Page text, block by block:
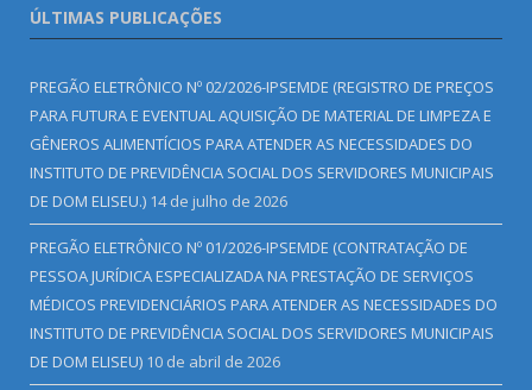
ÚLTIMAS PUBLICAÇÕES
PREGÃO ELETRÔNICO Nº 02/2026-IPSEMDE (REGISTRO DE PREÇOS
PARA FUTURA E EVENTUAL AQUISIÇÃO DE MATERIAL DE LIMPEZA E
GÊNEROS ALIMENTÍCIOS PARA ATENDER AS NECESSIDADES DO
INSTITUTO DE PREVIDÊNCIA SOCIAL DOS SERVIDORES MUNICIPAIS
DE DOM ELISEU.) 14 de julho de 2026
PREGÃO ELETRÔNICO Nº 01/2026-IPSEMDE (CONTRATAÇÃO DE
PESSOA JURÍDICA ESPECIALIZADA NA PRESTAÇÃO DE SERVIÇOS
MÉDICOS PREVIDENCIÁRIOS PARA ATENDER AS NECESSIDADES DO
INSTITUTO DE PREVIDÊNCIA SOCIAL DOS SERVIDORES MUNICIPAIS
DE DOM ELISEU) 10 de abril de 2026